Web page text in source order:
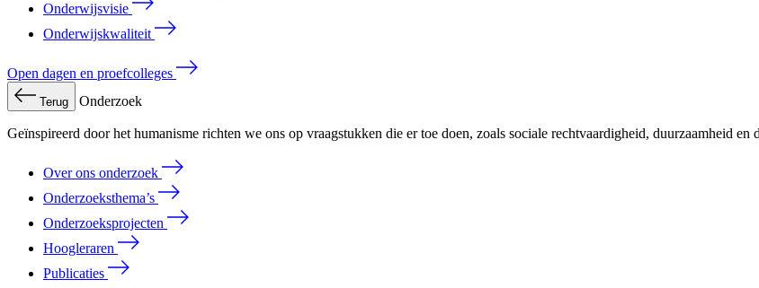
Onderwijsvisie
Onderwijskwaliteit
Open dagen en proefcolleges
Terug Onderzoek
Geïnspireerd door het humanisme richten we ons op vraagstukken die er toe doen, zoals sociale rechtvaardigheid, duurzaamheid
Over ons onderzoek
Onderzoeksthema’s
Onderzoeksprojecten
Hoogleraren
Publicaties